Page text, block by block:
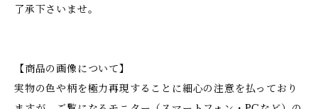
了承下さいませ。
【商品の画像について】
実物の色や柄を極力再現することに細心の注意を払っており